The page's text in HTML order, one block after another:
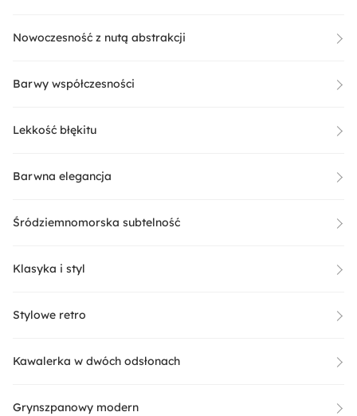
Nowoczesność z nutą abstrakcji
Barwy współczesności
Lekkość błękitu
Barwna elegancja
Śródziemnomorska subtelność
Klasyka i styl
Stylowe retro
Kawalerka w dwóch odsłonach
Grynszpanowy modern